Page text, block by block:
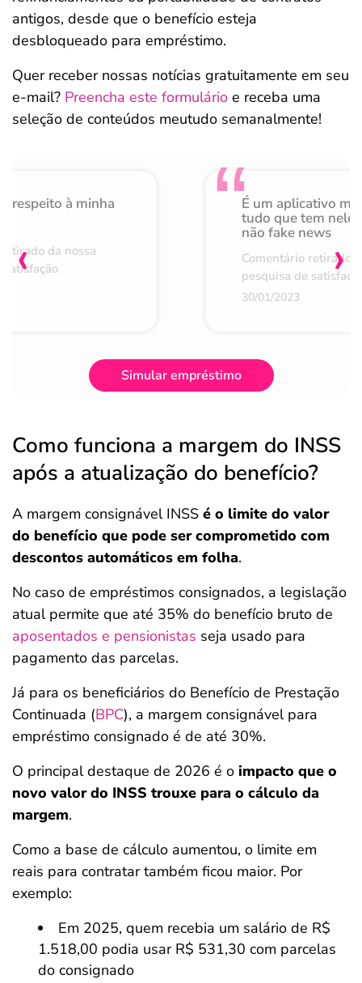
antigos, desde que o benefício esteja
desbloqueado para empréstimo.
Quer receber nossas notícias gratuitamente em seu
e-mail? Preencha este formulário e receba uma
seleção de conteúdos meutudo semanalmente!
respeito à minha
da nossa
É um aplicativo
tudo que tem nele
não fake news
Comentário retirado
pesquisa de
30/01/2023
‹ ›
Simular empréstimo
Como funciona a margem do INSS
após a atualização do benefício?
A margem consignável INSS é o limite do valor
do benefício que pode ser comprometido com
descontos automáticos em folha.
No caso de empréstimos consignados, a legislação
atual permite que até 35% do benefício bruto de
aposentados e pensionistas seja usado para
pagamento das parcelas.
Já para os beneficiários do Benefício de Prestação
Continuada (BPC), a margem consignável para
empréstimo consignado é de até 30%.
O principal destaque de 2026 é o impacto que o
novo valor do INSS trouxe para o cálculo da
margem.
Como a base de cálculo aumentou, o limite em
reais para contratar também ficou maior. Por
exemplo:
Em 2025, quem recebia um salário de R$
1.518,00 podia usar R$ 531,30 com parcelas
do consignado